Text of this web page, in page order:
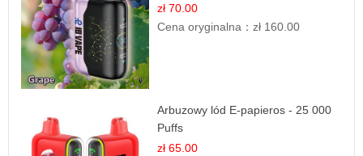
zł 70.00
Cena oryginalna：zł 160.00
Arbuzowy lód E-papieros - 25 000
Puffs
zł 65.00